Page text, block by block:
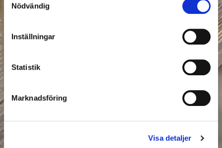
Nödvändig
Inställningar
Statistik
Marknadsföring
Visa detaljer